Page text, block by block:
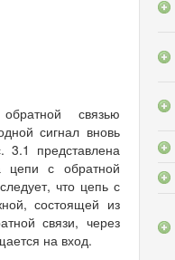
связью
сигнал вновь
представлена
цепи с обратной
что цепь с
состоящей из
связи, через
на вход.